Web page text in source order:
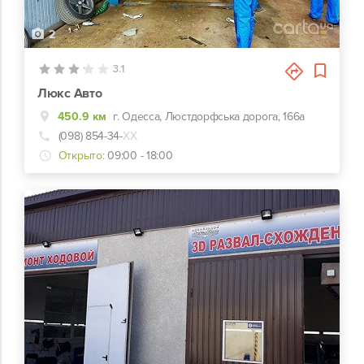
2
3.1
Люкс Авто
450.9 км г. Одесса, Люстдорфська дорога, 166а
(098) 854-34-ХХ
Открыто: 09:00 - 18:00